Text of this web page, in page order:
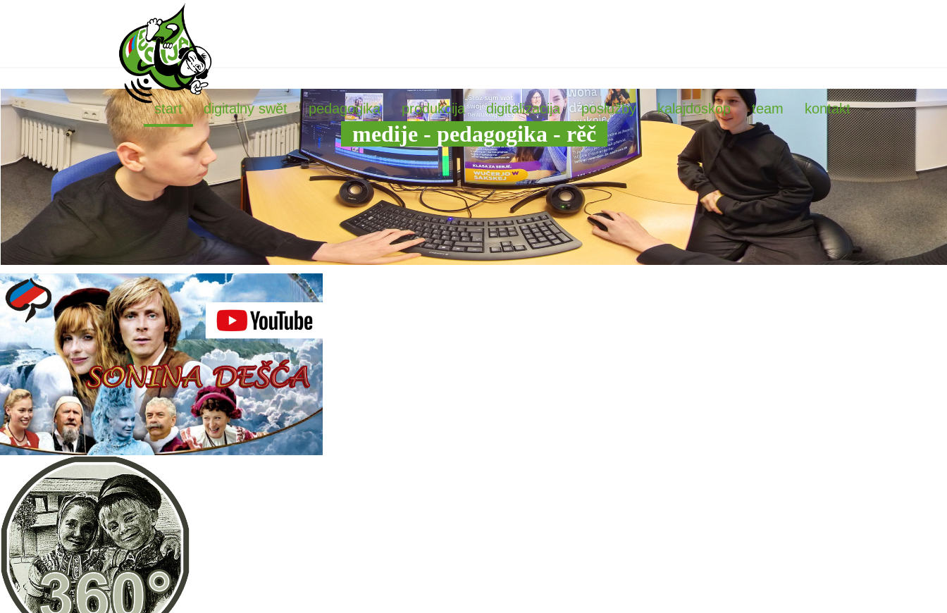
start digitalny swět pedagogika produkcija digitalizacija posłužby kalajdoskop team kontakt
medije - pedagogika - rěč